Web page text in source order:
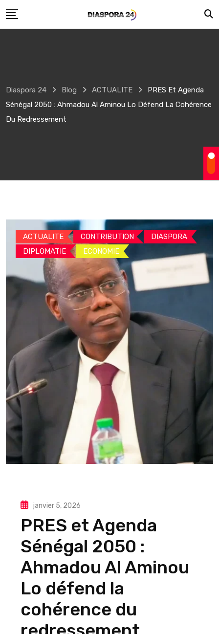
to
Diaspora 24 Blog ACTUALITE
PRES Et Agenda
Sénégal 2050 : Ahmadou Al Aminou Lo Défend La Cohérence
Du Redressement
ACTUALITE CONTRIBUTION
DIASPORA
DIPLOMATIE
ECONOMIE
janvier 5, 2026
PRES et Agenda
Sénégal 2050 :
Ahmadou Al Aminou
Lo défend la
cohérence du